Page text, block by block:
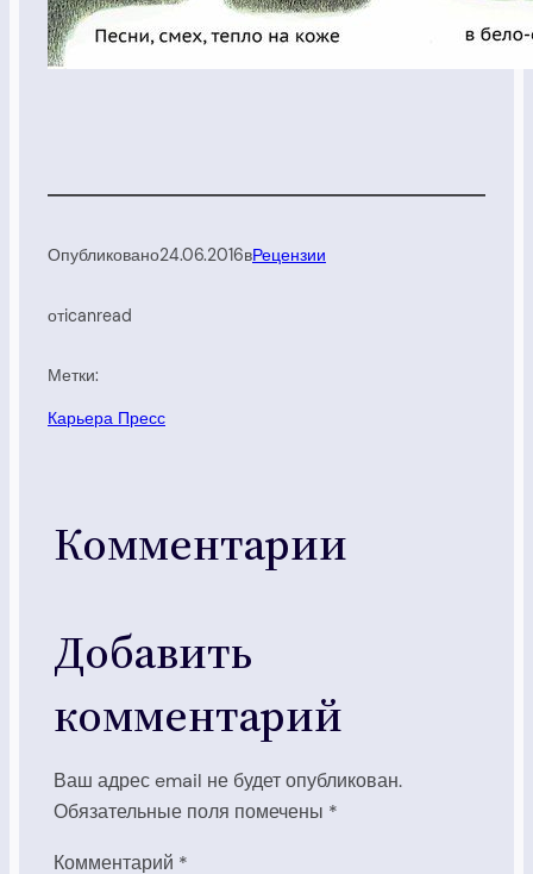
Опубликовано24.06.2016вРецензии
отicanread
Метки:
Карьера Пресс
Комментарии
Добавить
комментарий
Ваш адрес email не будет опубликован.
Обязательные поля помечены *
Комментарий *